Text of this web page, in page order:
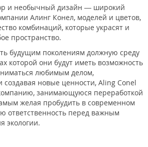
и необычный дизайн — широкий
Алинг Конел, моделей и цветов,
комбинаций, которые украсят и
пространство.
будущим поколениям должную среду
которой они будут иметь возможность
любимым делом,
создавая новые ценности, Aling Conel
занимающуюся переработкой
желая пробудить в современном
ответственность перед важным
экологии.